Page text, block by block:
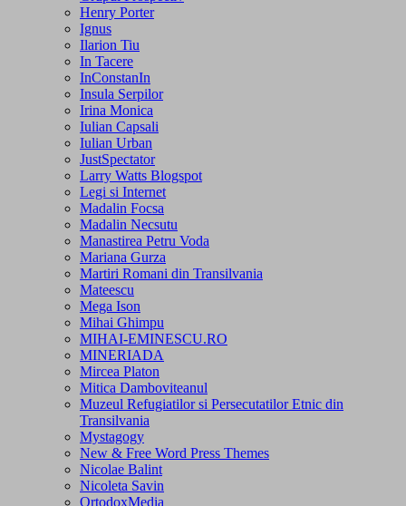
Henry Porter
Ignus
Ilarion Tiu
In Tacere
InConstanIn
Insula Serpilor
Irina Monica
Iulian Capsali
Iulian Urban
JustSpectator
Larry Watts Blogspot
Legi si Internet
Madalin Focsa
Madalin Necsutu
Manastirea Petru Voda
Mariana Gurza
Martiri Romani din Transilvania
Mateescu
Mega Ison
Mihai Ghimpu
MIHAI-EMINESCU.RO
MINERIADA
Mircea Platon
Mitica Damboviteanul
Muzeul Refugiatilor si Persecutatilor Etnic din
Transilvania
Mystagogy
New & Free Word Press Themes
Nicolae Balint
Nicoleta Savin
OrtodoxMedia